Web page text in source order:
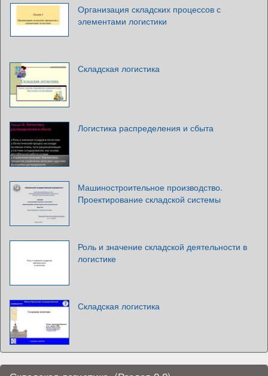
Организация складских процессов с
элементами логистики
Складская логистика
Логистика распределения и сбыта
Машиностроительное производство.
Проектирование складской системы
Роль и значение складской деятельности в
логистике
Складская логистика